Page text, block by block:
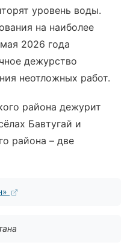
уровень воды.
на наиболее
2026 года
дежурство
неотложных работ.
района дежурит
Бавтугай и
района – две